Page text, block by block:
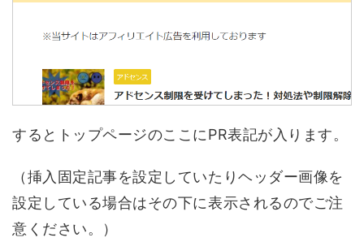
するとトップページのここにPR表記が入ります。
（挿入固定記事を設定していたりヘッダー画像を
設定している場合はその下に表示されるのでご注
意ください。）